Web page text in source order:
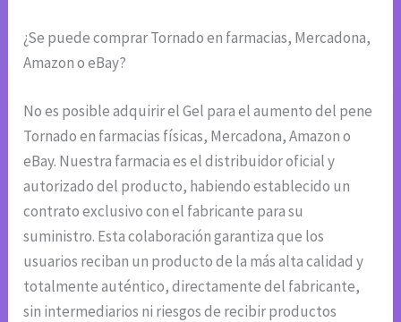
¿Se puede comprar Tornado en farmacias, Mercadona,
Amazon o eBay?
No es posible adquirir el Gel para el aumento del pene
Tornado en farmacias físicas, Mercadona, Amazon o
eBay. Nuestra farmacia es el distribuidor oficial y
autorizado del producto, habiendo establecido un
contrato exclusivo con el fabricante para su
suministro. Esta colaboración garantiza que los
usuarios reciban un producto de la más alta calidad y
totalmente auténtico, directamente del fabricante,
sin intermediarios ni riesgos de recibir productos